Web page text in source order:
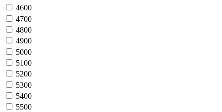
4600
4700
4800
4900
5000
5100
5200
5300
5400
5500